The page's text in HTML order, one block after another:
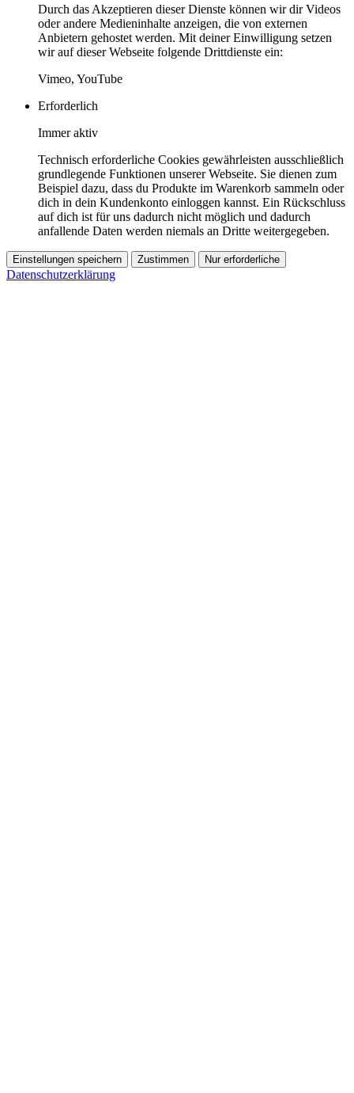
Durch das Akzeptieren dieser Dienste können wir dir Videos
oder andere Medieninhalte anzeigen, die von externen
Anbietern gehostet werden. Mit deiner Einwilligung setzen
wir auf dieser Webseite folgende Drittdienste ein:
Vimeo, YouTube
Erforderlich
Immer aktiv
Technisch erforderliche Cookies gewährleisten ausschließlich
grundlegende Funktionen unserer Webseite. Sie dienen zum
Beispiel dazu, dass du Produkte im Warenkorb sammeln oder
dich in dein Kundenkonto einloggen kannst. Ein Rückschluss
auf dich ist für uns dadurch nicht möglich und dadurch
anfallende Daten werden niemals an Dritte weitergegeben.
Einstellungen speichern Zustimmen Nur erforderliche
Datenschutzerklärung